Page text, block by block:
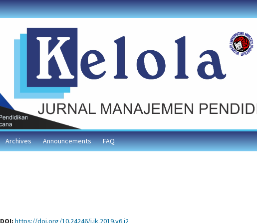
Archives Announcements FAQ